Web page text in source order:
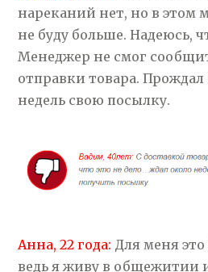
нареканий нет, но в этом
не буду больше. Надеюсь,
Менеджер не смог
отправки товара. Прождал
недель свою посылку.
Анна, 22 года: Для меня
ведь я живу в общежитии